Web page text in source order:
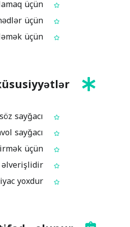
Format önəmlidirsə, abzas sayını rahat yoxlamaq üçün
Sətir sayı dəqiq göstərilən təqdimat və ya sənədlər üçün
Redaktə prosesini sürətləndirmək və mətni düzəldərkən uzunluğu izləmək üçün
Abzas sayını göstərir – quruluşu və oxunaqlığı dəyərləndirmək üçün
Sətir sayını göstərir – sətir limiti olan qaydalar üçün əlverişlidir
Pulsuzdur, brauzerdə işləyir, heç nə quraşdırmağa ehtiyac yoxdur